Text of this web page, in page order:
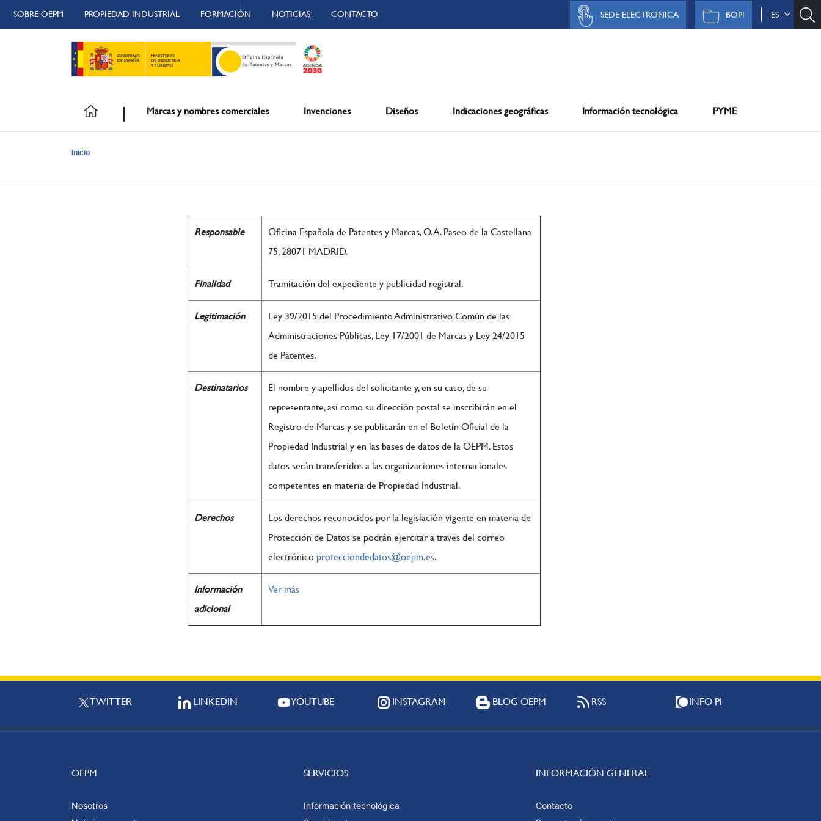
SOBRE OEPM PROPIEDAD INDUSTRIAL FORMACIÓN NOTICIAS CONTACTO ES
BOPI
SEDE ELECTRÓNICA
Marcas y nombres comerciales Invenciones Diseños Indicaciones geográficas Información tecnológica PYME
Inicio
Responsable
Oficina Española de Patentes y Marcas, O.A. Paseo de la Castellana
75, 28071 MADRID.
Finalidad Tramitación del expediente y publicidad registral.
Legitimación
Ley 39/2015 del Procedimiento Administrativo Común de las
Administraciones Públicas, Ley 17/2001 de Marcas y Ley 24/2015
de Patentes.
Destinatarios
El nombre y apellidos del solicitante y, en su caso, de su
representante, así como su dirección postal se inscribirán en el
Registro de Marcas y se publicarán en el Boletín Oficial de la
Propiedad Industrial y en las bases de datos de la OEPM. Estos
datos serán transferidos a las organizaciones internacionales
competentes en materia de Propiedad Industrial.
Derechos
Los derechos reconocidos por la legislación vigente en materia de
Protección de Datos se podrán ejercitar a través del correo
electrónico protecciondedatos@oepm.es.
Información
adicional
Ver más
TWITTER LINKEDIN YOUTUBE INSTAGRAM BLOG OEPM RSS INFO PI
OEPM
Nosotros
SERVICIOS
Información tecnológica
INFORMACIÓN GENERAL
Contacto